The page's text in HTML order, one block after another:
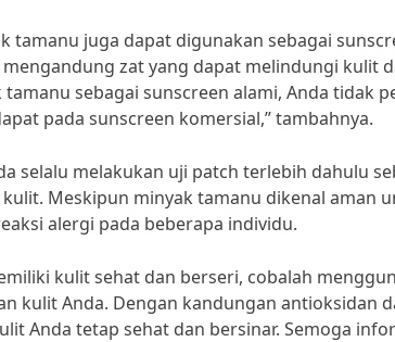
tamanu juga dapat digunakan sebagai
zat yang dapat melindungi kulit
sebagai sunscreen alami, Anda tidak
pada sunscreen komersial,” tambahnya.
selalu melakukan uji patch terlebih dahulu
Meskipun minyak tamanu dikenal aman
alergi pada beberapa individu.
kulit sehat dan berseri, cobalah
kulit Anda. Dengan kandungan antioksidan
Anda tetap sehat dan bersinar. Semoga